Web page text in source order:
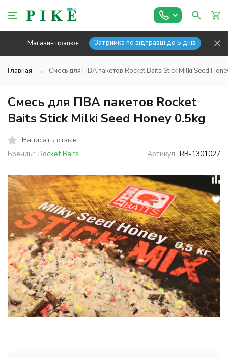
Магазин працює Затримка по відправці до 5 днів
Главная Смесь для ПВА пакетов Rocket Baits Stick Milki Seed
Смесь для ПВА пакетов Rocket
Baits Stick Milki Seed Honey 0.5kg
Написать отзыв
Бренды: Rocket Baits Артикул: RB-1301027